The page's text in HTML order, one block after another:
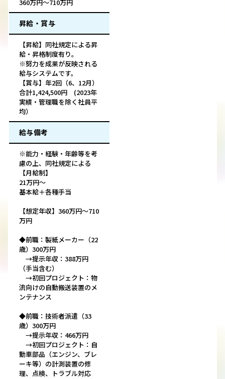
360万円～710万円
昇給・賞与
【昇給】同社規定による昇
給・昇格制度有り。
※努力を成果が反映される
給与システムです。
【賞与】年2回（6、12月）
合計1,424,500円 (2023年
実績・管理職を除く社員平
均）
給与備考
※能力・経験・年齢等を考
慮の上、同社規定による
【月給制】
21万円～
基本給＋各種手当
【想定年収】360万円～710
万円
◆前職：製紙メーカー（22
歳）300万円
→提示年収：388万円
（手当含む）
→初回プロジェクト：物
流向けの自動搬送装置のメ
ンテナンス
◆前職：技術者派遣（33
歳）300万円
→提示年収：466万円
→初回プロジェクト：自
動車部品（エンジン、ブレ
ーキ等）の計測装置の修
理、点検、トラブル対応